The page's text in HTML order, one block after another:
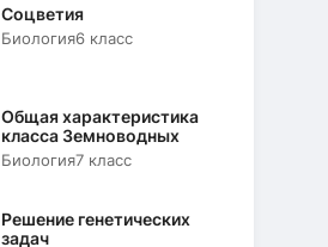
Соцветия
Биология6 класс
Общая характеристика
класса Земноводных
Биология7 класс
Решение генетических
задач